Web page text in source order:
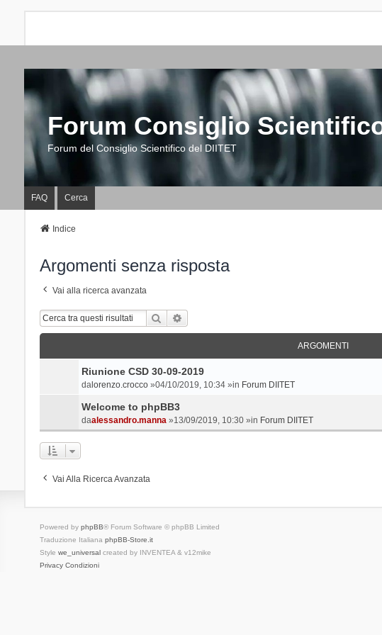
Forum Consiglio
Forum del Consiglio Scientifico del DIITET
FAQ Cerca
Indice
Argomenti senza risposta
Vai alla ricerca avanzata
Cerca
ARGOMENTI
Riunione CSD 30-09-2019
dalorenzo.crocco»04/10/2019, 10:34 »in Forum DIITET
Welcome to phpBB3
daalessandro.manna»13/09/2019, 10:30 »in Forum DIITET
Vai Alla Ricerca Avanzata
Powered by phpBB® Forum Software © phpBB Limited
Traduzione Italiana phpBB-Store.it
Style we_universalcreated by INVENTEA & v12mike
Privacy Condizioni